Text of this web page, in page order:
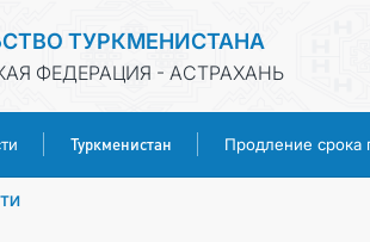
ТУРКМЕНИСТАНА
ФЕДЕРАЦИЯ - АСТРАХАНЬ
Туркменистан Продление срока